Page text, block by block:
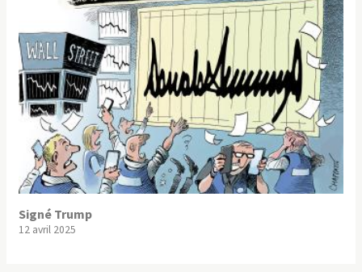
Signé Trump
12 avril 2025